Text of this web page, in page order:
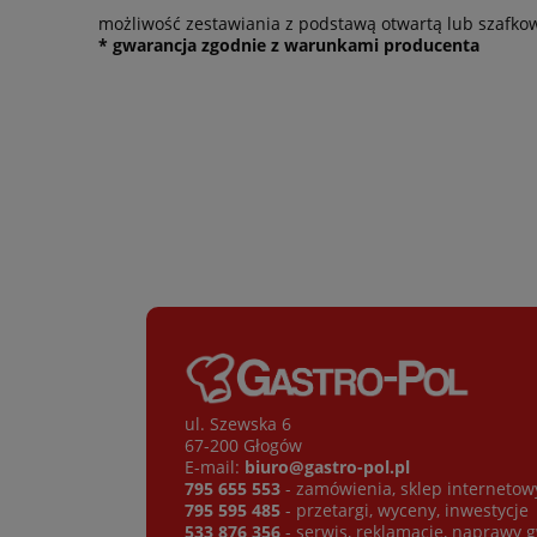
możliwość zestawiania z podstawą otwartą lub
* gwarancja zgodnie z warunkami producenta
ul. Szewska 6
67-200 Głogów
E-mail: biuro@gastro-pol.pl
795 655 553 - zamówienia, sklep
795 595 485 - przetargi, wyceny, inwestycje
533 876 356 - serwis, reklamacje, naprawy